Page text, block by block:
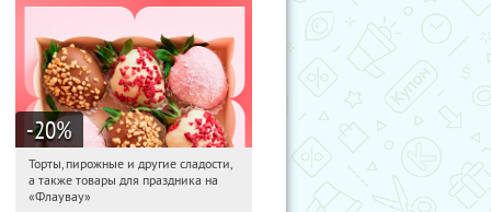
-20%
13:19:03 Получили:
Россия
Торты, пирожные и другие сладости,
а также товары для праздника на
«Флаувау»